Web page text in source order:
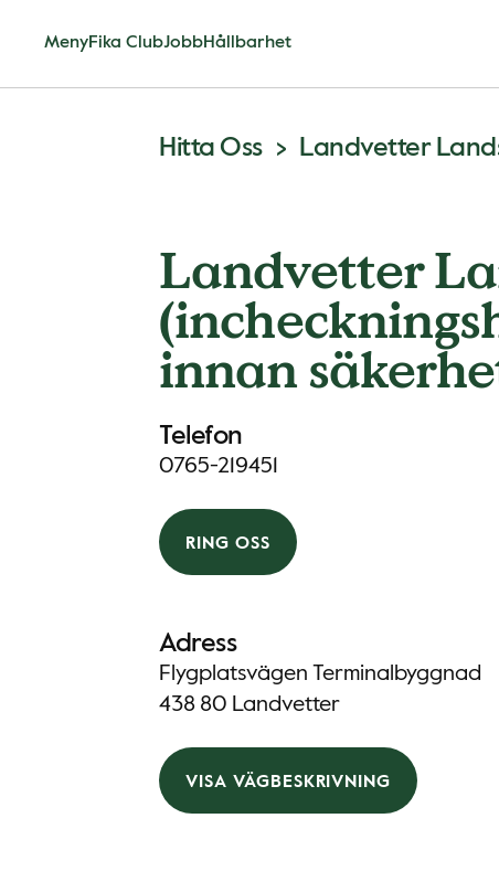
MenyFika ClubJobbHållbarhet
Hitta Oss
Landvetter
innan
Telefon
0765-219451
RING OSS
Adress
Flygplatsvägen Terminalbyggnad
438 80 Landvetter
VISA VÄGBESKRIVNING